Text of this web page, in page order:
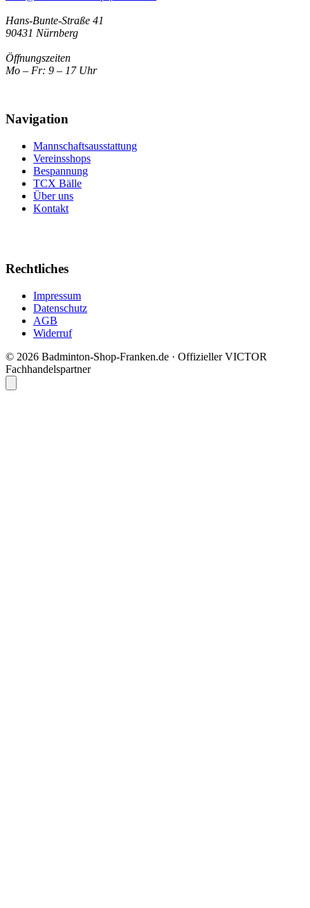
Hans-Bunte-Straße 41
90431 Nürnberg
Öffnungszeiten
Mo – Fr: 9 – 17 Uhr
Navigation
Mannschaftsausstattung
Vereinsshops
Bespannung
TCX Bälle
Über uns
Kontakt
Rechtliches
Impressum
Datenschutz
AGB
Widerruf
© 2026 Badminton-Shop-Franken.de · Offizieller VICTOR
Fachhandelspartner